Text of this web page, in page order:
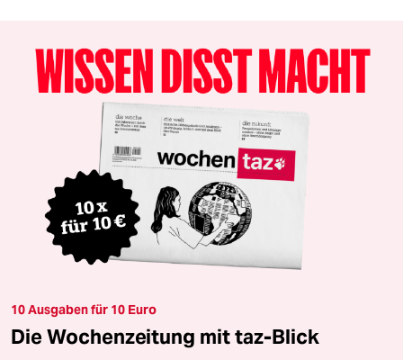
10 Ausgaben für 10 Euro
Die Wochenzeitung mit taz-Blick